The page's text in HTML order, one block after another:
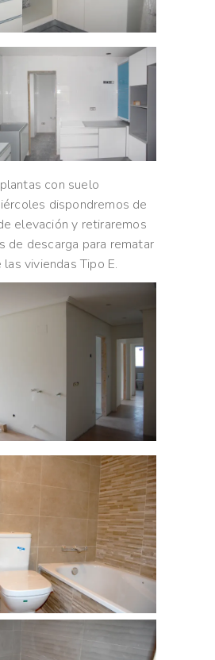
con suelo
dispondremos de
elevación y retiraremos
de descarga para rematar
viviendas Tipo E.